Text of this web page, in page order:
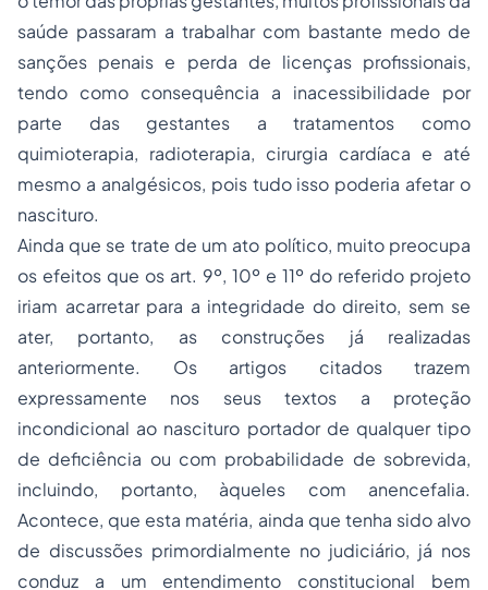
saúde passaram a trabalhar com bastante medo de
sanções penais e perda de licenças profissionais,
tendo como consequência a inacessibilidade por
parte das gestantes a tratamentos como
quimioterapia, radioterapia, cirurgia cardíaca e até
mesmo a analgésicos, pois tudo isso poderia afetar o
nascituro.
Ainda que se trate de um ato político, muito preocupa
os efeitos que os art. 9º, 10º e 11º do referido projeto
iriam acarretar para a integridade do direito, sem se
ater, portanto, as construções já realizadas
anteriormente. Os artigos citados trazem
expressamente nos seus textos a proteção
incondicional ao nascituro portador de qualquer tipo
de deficiência ou com probabilidade de sobrevida,
incluindo, portanto, àqueles com anencefalia.
Acontece, que esta matéria, ainda que tenha sido alvo
de discussões primordialmente no judiciário, já nos
conduz a um entendimento constitucional bem